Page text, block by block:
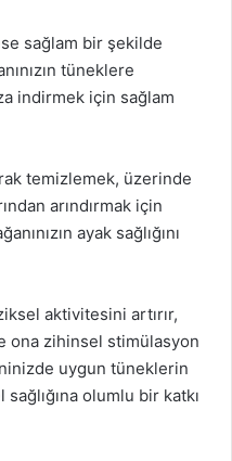
sağlam bir şekilde
tüneklere
indirmek için sağlam
temizlemek, üzerinde
arındırmak için
ayak sağlığını
aktivitesini artırır,
ona zihinsel stimülasyon
uygun tüneklerin
sağlığına olumlu bir katkı